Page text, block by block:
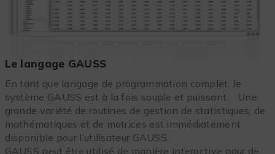
Le langage GAUSS
En tant que langage de programmation complet, le
système GAUSS est à la fois souple et puissant. Une
grande variété de routines de gestion de statistiques, de
mathématiques et de matrices est immédiatement
disponible pour l’utilisateur GAUSS.
GAUSS peut être utilisé de manière interactive pour de